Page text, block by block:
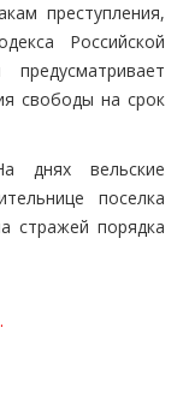
преступления,
Российской
свободы на срок
днях вельские
поселка
стражей порядка